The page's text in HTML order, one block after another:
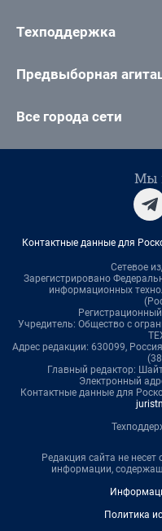
Техподдержка
Предвыборная
Все города сети
Мы
Контактные данные для
Сетевое
Зарегистрировано
информационных
Учредитель: Общество с
Адрес редакции: 630099,
Главный редактор:
Электронный
Контактные данные для
Редакция сайта не несет
информации,
Политика